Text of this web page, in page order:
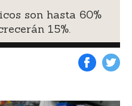
son hasta 60%
15%.